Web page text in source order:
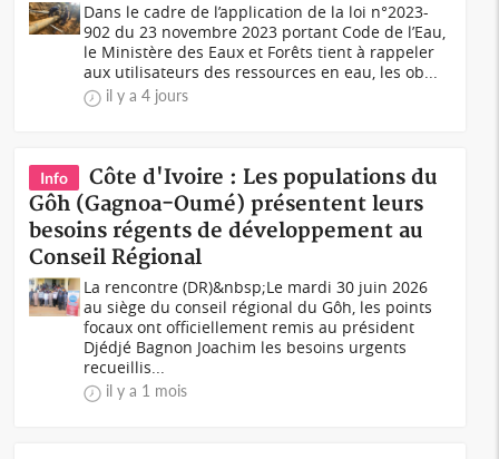
Dans le cadre de l’application de la loi n°2023-
902 du 23 novembre 2023 portant Code de l’Eau,
le Ministère des Eaux et Forêts tient à rappeler
aux utilisateurs des ressources en eau, les ob...
il y a 4 jours
Info
Côte d'Ivoire : Les populations du
Gôh (Gagnoa-Oumé) présentent leurs
besoins régents de développement au
Conseil Régional
La rencontre (DR)&nbsp;Le mardi 30 juin 2026
au siège du conseil régional du Gôh, les points
focaux ont officiellement remis au président
Djédjé Bagnon Joachim les besoins urgents
recueillis...
il y a 1 mois